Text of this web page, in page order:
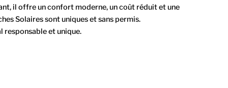
il offre un confort moderne, un coût réduit et une
Solaires sont uniques et sans permis.
responsable et unique.